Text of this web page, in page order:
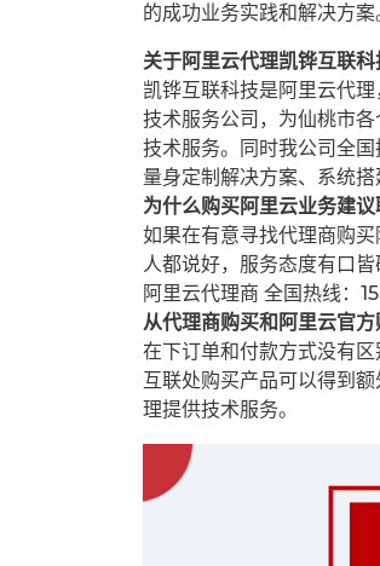
的成功业务实践和解决方案
关于阿里云代理凯铧互联科
凯铧互联科技是阿里云代
技术服务公司，为仙桃市
技术服务。同时我公司全
量身定制解决方案、系统
为什么购买阿里云业务建议
如果在有意寻找代理商购
人都说好，服务态度有口
阿里云代理商 全国热线：
从代理商购买和阿里云官方
在下订单和付款方式没有
互联处购买产品可以得到
理提供技术服务。